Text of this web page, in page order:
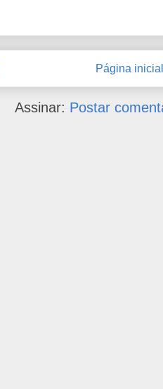
Página inicial
Assinar: Postar